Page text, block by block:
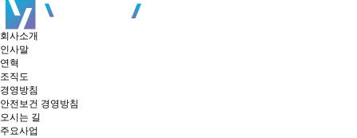
회사소개
인사말
연혁
조직도
경영방침
안전보건 경영방침
오시는 길
주요사업